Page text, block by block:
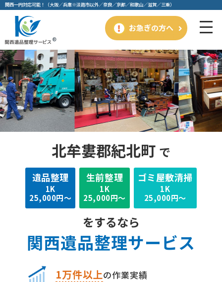
関⻄⼀円対応可能！（⼤阪／兵庫※淡路市以外／奈良／京都／和歌⼭／滋賀／三重）
お急ぎの方へ
北牟婁郡紀北町 で
遺品整理
1K
25,000円～
⽣前整理
1K
25,000円～
ゴミ屋敷清掃
1K
25,000円～
をするなら
関⻄遺品整理サービス
1万件以上の作業実績